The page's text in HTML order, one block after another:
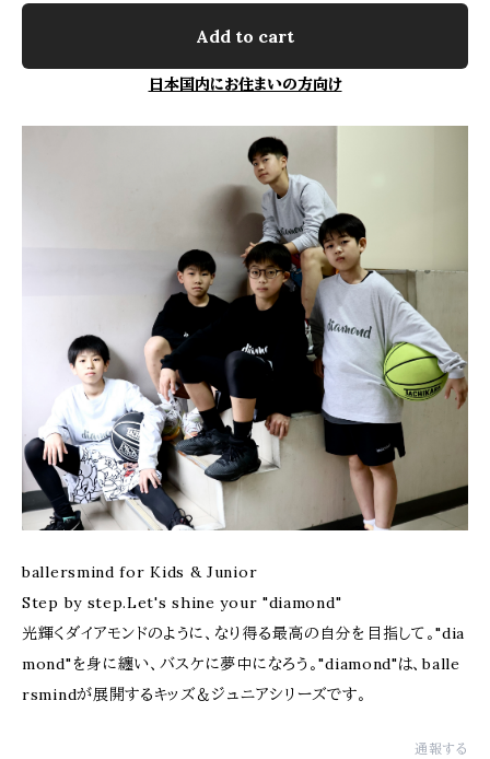
Add to cart
日本国内にお住まいの方向け
ballersmind for Kids & Junior
Step by step.Let's shine your "diamond"
光輝くダイアモンドのように、なり得る最高の自分を目指して。"dia
mond"を身に纏い、バスケに夢中になろう。"diamond"は、balle
rsmindが展開するキッズ＆ジュニアシリーズです。
通報する